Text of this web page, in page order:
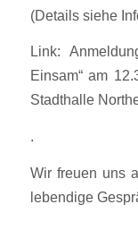
(Details siehe
Link:
Einsam“ am
Stadthalle
.
Wir freuen uns
lebendige